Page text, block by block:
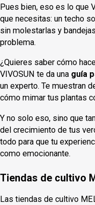
Pues bien, eso es lo que
que necesitas: un techo
sin molestarlas y
problema.
¿Quieres saber cómo
VIVOSUN te da una guía
un experto. Te muestran
cómo mimar tus plantas
Y no solo eso, sino que
del crecimiento de tus
todo para que tu
como emocionante.
Tiendas de cultivo
Las tiendas de cultivo